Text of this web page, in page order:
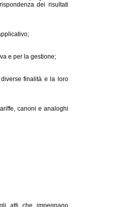
dei risultati
e per la gestione;
finalità e la loro
canoni e analoghi
atti che impegnano